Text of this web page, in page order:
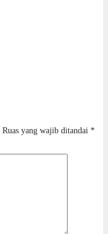
Ruas yang wajib ditandai *